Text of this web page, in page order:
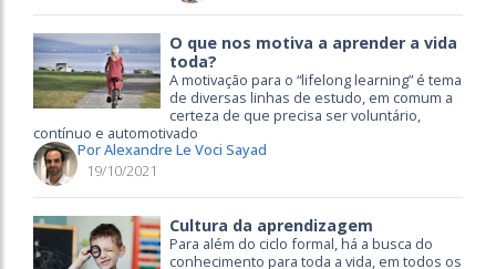
O que nos motiva a aprender a vida
toda?
A motivação para o “lifelong learning” é tema
de diversas linhas de estudo, em comum a
certeza de que precisa ser voluntário,
contínuo e automotivado
Por Alexandre Le Voci Sayad
19/10/2021
Cultura da aprendizagem
Para além do ciclo formal, há a busca do
conhecimento para toda a vida, em todos os